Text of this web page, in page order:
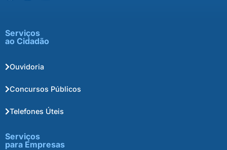
Serviços
ao Cidadão
Ouvidoria
Concursos Públicos
Telefones Úteis
Serviços
para Empresas